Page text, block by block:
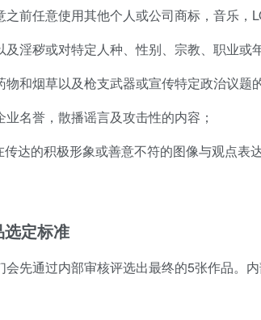
前任意使用其他个人或公司商标，音乐，
淫秽或对特定人种、性别、宗教、职业或
和烟草以及枪支武器或宣传特定政治议题
名誉，散播谣言及攻击性的内容；
达的积极形象或善意不符的图像与观点表
定标准
先通过内部审核评选出最终的5张作品。内